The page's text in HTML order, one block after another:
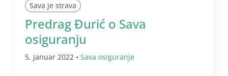
Sava je strava
Predrag Đurić o Sava
osiguranju
5. januar 2022 • Sava osiguranje